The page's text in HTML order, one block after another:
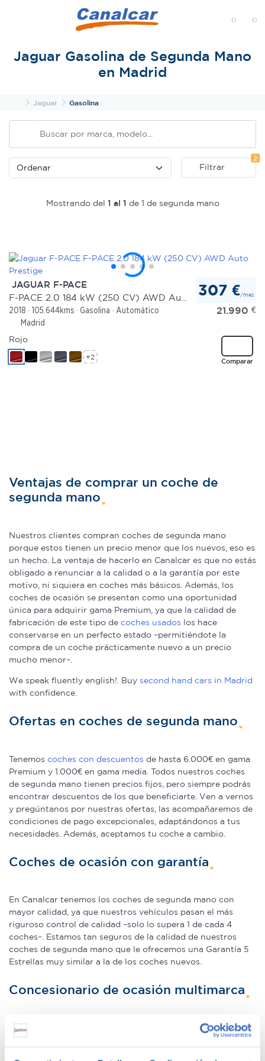
Jaguar Gasolina de Segunda Mano
en Madrid
InicioJaguar Gasolina
Filtrar
2
Mostrando del 1 al 1 de 1 de segunda mano
JAGUAR F-PACE
2018 105.644kms Gasolina
Automático
Madrid
307 €/mes
21.990 €
Comparar
Rojo
+2
Ventajas de comprar un coche de
segunda mano
Nuestros clientes compran coches de segunda mano
porque estos tienen un precio menor que los nuevos, eso es
un hecho. La ventaja de hacerlo en Canalcar es que no estás
obligado a renunciar a la calidad o a la garantía por este
motivo, ni siquiera en coches más básicos. Además, los
coches de ocasión se presentan como una oportunidad
única para adquirir gama Premium, ya que la calidad de
fabricación de este tipo de coches usados los hace
conservarse en un perfecto estado –permitiéndote la
compra de un coche prácticamente nuevo a un precio
mucho menor–.
We speak fluently english!. Buy second hand cars in Madrid
with confidence.
Ofertas en coches de segunda mano
Tenemos coches con descuentos de hasta 6.000€ en gama
Premium y 1.000€ en gama media. Todos nuestros coches
de segunda mano tienen precios fijos, pero siempre podrás
encontrar descuentos de los que beneficiarte. Ven a vernos
y pregúntanos por nuestras ofertas, las acompañaremos de
condiciones de pago excepcionales, adaptándonos a tus
necesidades. Además, aceptamos tu coche a cambio.
Coches de ocasión con garantía
En Canalcar tenemos los coches de segunda mano con
mayor calidad, ya que nuestros vehículos pasan el más
riguroso control de calidad –solo lo supera 1 de cada 4
coches–. Estamos tan seguros de la calidad de nuestros
coches de segunda mano que le ofrecemos una Garantía 5
Estrellas muy similar a la de los coches nuevos.
Concesionario de ocasión multimarca
En Canalcar, el concesionario de coches de ocasión más
grande de Madrid, disponemos de una gran variedad de